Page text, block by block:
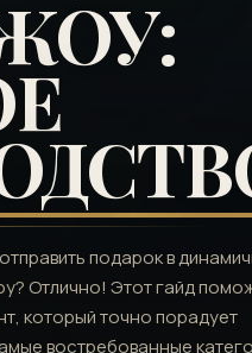
подарок в
Отлично! Этот гайд
который точно порадует
востребованные